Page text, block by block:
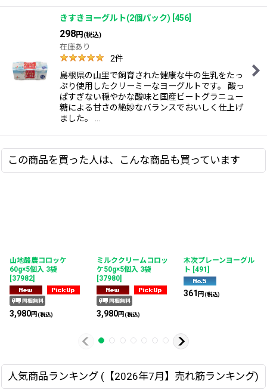
きすきヨーグルト(2個パック) [456]
298円(税込)
在庫あり
2件
島根県の山里で飼育された健康な牛の生乳をたっ
ぷり使用したクリーミーなヨーグルトです。 酸っ
ぱすぎない穏やかな酸味と国産ビートグラニュー
糖による甘さの絶妙なバランスでおいしく仕上げ
ました。 …
この商品を買った人は、こんな商品も買っています
山地酪農コロッケ
60g×5個入 3袋
[37982]
3,980円(税込)
ミルククリームコロッ
ケ50g×5個入 3袋
[37980]
3,980円(税込)
木次プレーンヨーグル
ト [491]
361 円(税込)
人気商品ランキング (【2026年7月】売れ筋ランキング)